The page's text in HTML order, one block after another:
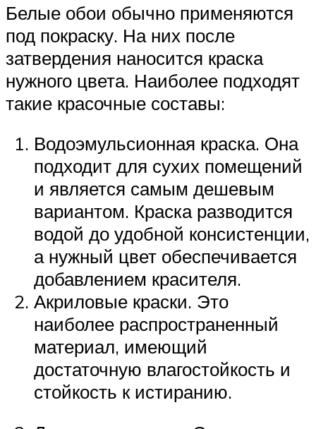
Белые обои обычно применяются
под покраску. На них после
затвердения наносится краска
нужного цвета. Наиболее подходят
такие красочные составы:
Водоэмульсионная краска. Она
подходит для сухих помещений
и является самым дешевым
вариантом. Краска разводится
водой до удобной консистенции,
а нужный цвет обеспечивается
добавлением красителя.
Акриловые краски. Это
наиболее распространенный
материал, имеющий
достаточную влагостойкость и
стойкость к истиранию.